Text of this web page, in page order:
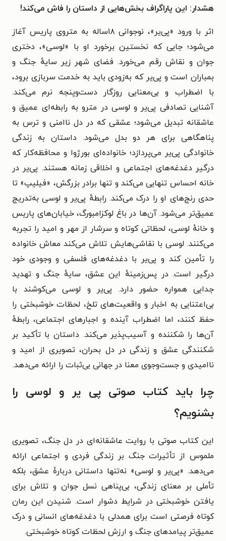
هشدار: این پاراگراف بخش‌هایی از داستان را فاش می‌کند!
اثر با ورود «پی‌یر»، نوجوانی ۱۸ساله به متروی پاریس آغاز
می‌شود؛ جایی که نخستین برخورد او با «لوسی»، دختری
جوان و نقاش رقم می‌خورد. فضای شهر زیر سایهٔ جنگ و
بمباران است و پی‌یر که به‌زودی باید به خدمت سربازی برود،
با اضطراب و بی‌معنایی روزگار دست‌وپنجه نرم می‌کند.
آشنایی تصادفی پی‌یر و لوسی در مترو به رابطه‌ای عمیق و
عاشقانه تبدیل می‌شود؛ عشقی که در دل ناامنی و ترس به
پناهگاهی برای هر دو بدل می‌شود. داستان به زندگی
خانوادگی پی‌یر می‌پردازد؛ خانواده‌ای بورژوا و محافظه‌کار که
درگیر دغدغه‌های اجتماعی و اخلاقی زمانه هستند. پی‌یر در
خانه احساس تنهایی می‌کند و تنها برادر بزرگش، «فیلیپ» تا
حدی رنج‌های او را درک می‌کند. رابطهٔ پی‌یر و لوسی به‌تدریج
عمیق‌تر می‌شود. آن‌ها در باغ لوکزامبورگ، خیابان‌های پاریس
و خانهٔ لوسی، لحظاتی کوتاه و سرشار از مهر و امید را تجربه
می‌کنند. لوسی با نقاشی‌هایش تلاش می‌کند معاش خانواده
را تأمین کند و پی‌یر با دغدغه‌های فلسفی و وجودی خود
درگیر است. در پس‌زمینهٔ این عشق، سایهٔ جنگ و تهدید
جدایی همواره حضور دارد. پی‌یر و لوسی می‌کوشند با
بی‌اعتنایی به اخبار و واقعیت‌های تلخ، لحظات خوشبختی را
حفظ کنند، اما اضطراب آینده و اجبارهای اجتماعی، رابطهٔ
آن‌ها را شکننده و آسیب‌پذیر می‌کند. داستان با تأکید بر
شکنندگی عشق و زندگی در دل بحران، تصویری از امید و
ناامیدی و جست‌وجوی معنا در جهانی بی‌ثبات را ارائه می‌دهد.
چرا باید کتاب صوتی پی‌ یر و لوسی را
بشنویم؟
این کتاب صوتی با روایت عاشقانه‌ای در دل جنگ، تصویری
ملموس از تأثیرات جنگ بر زندگی فردی و اجتماعی ارائه
می‌دهد. «پی‌یر و لوسی» نه‌تنها داستانی دربارهٔ عشق، بلکه
تأملی بر معنای زندگی، بی‌پناهی نسل جوان و تلاش برای
یافتن خوشبختی در شرایط دشوار است. شنیدن این رمان
کوتاه فرصتی است برای همدلی با دغدغه‌های انسانی و درک
عمیق‌تر پیامدهای جنگ و ارزش لحظات کوتاه خوشبختی.